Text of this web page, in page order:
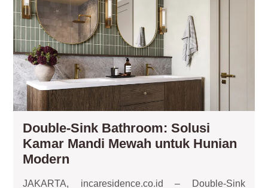
Double-Sink Bathroom: Solusi
Kamar Mandi Mewah untuk Hunian
Modern
JAKARTA, incaresidence.co.id – Double-Sink